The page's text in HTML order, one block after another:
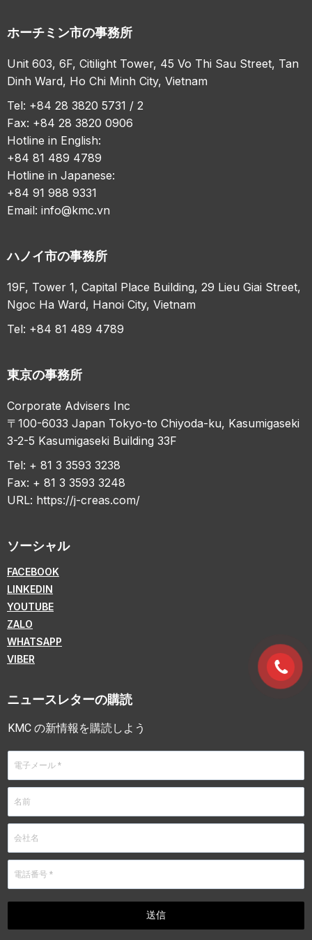
ホーチミン市の事務所
Unit 603, 6F, Citilight Tower, 45 Vo Thi Sau Street, Tan
Dinh Ward, Ho Chi Minh City, Vietnam
Tel: +84 28 3820 5731 / 2
Fax: +84 28 3820 0906
Hotline in English:
+84 81 489 4789
Hotline in Japanese:
+84 91 988 9331
Email:info@kmc.vn
ハノイ市の事務所
19F, Tower 1, Capital Place Building, 29 Lieu Giai Street,
Ngoc Ha Ward, Hanoi City, Vietnam
Tel: +84 81 489 4789
東京の事務所
Corporate Advisers Inc
〒100-6033 Japan Tokyo-to Chiyoda-ku, Kasumigaseki
3-2-5 Kasumigaseki Building 33F
Tel: + 81 3 3593 3238
Fax: + 81 3 3593 3248
URL: https://j-creas.com/
ソーシャル
FACEBOOK
LINKEDIN
YOUTUBE
ZALO
WHATSAPP
VIBER
ニュースレターの購読
KMC の新情報を購読しよう